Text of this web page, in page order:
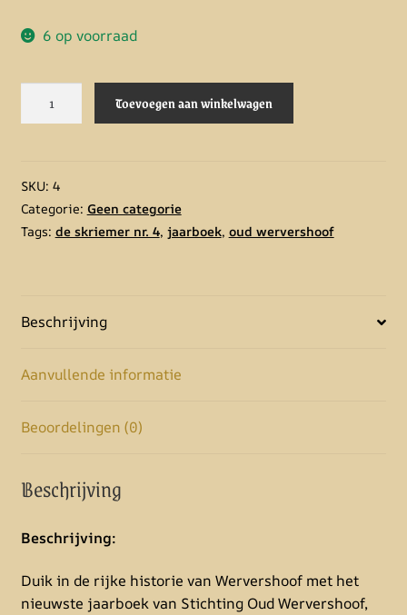
6 op voorraad
Toevoegen aan winkelwagen
a
SKU: 4
Categorie: Geen categorie
Tags: de skriemer nr. 4, jaarboek, oud wervershoof
Beschrijving
Aanvullende informatie
Beoordelingen (0)
Beschrijving
Beschrijving:
Duik in de rijke historie van Wervershoof met het
nieuwste jaarboek van Stichting Oud Wervershoof,